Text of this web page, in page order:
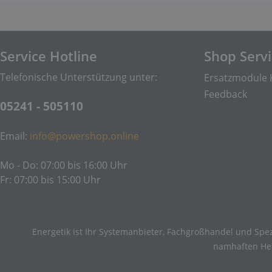
Service Hotline
Telefonische Unterstützung unter:
05241 - 505110
Email: info@powershop.online
Mo - Do: 07:00 bis 16:00 Uhr
Fr: 07:00 bis 15:00 Uhr
Shop
Ersatzmodule
Feedback
Energetik ist Ihr Systemanbieter, Fachgroßhandel und
namhaften